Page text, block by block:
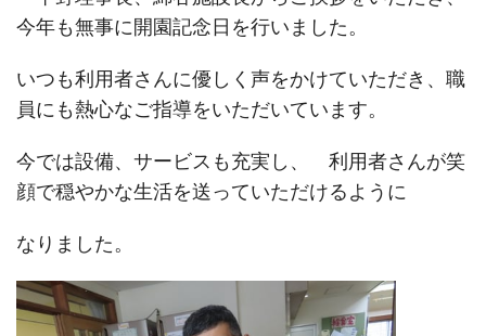
今年も無事に開園記念日を行いました。
いつも利用者さんに優しく声をかけていただき、職
員にも熱心なご指導をいただいています。
今では設備、サービスも充実し、 利用者さんが笑
顔で穏やかな生活を送っていただけるように
なりました。